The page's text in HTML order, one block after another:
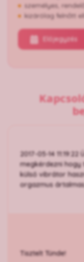
személyes,
kizárólag felnőtt
Előjegyzés
2017-05-14
megkérdezni hogy
külső vibrátor
orgazmus
Tisztelt Tünde!